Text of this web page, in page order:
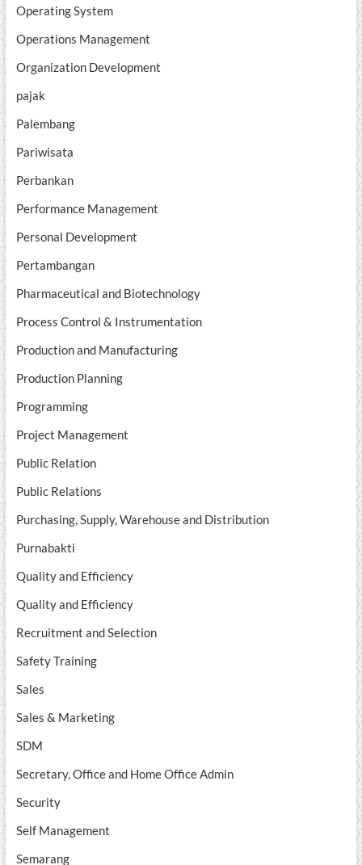
Operating System
Operations Management
Organization Development
pajak
Palembang
Pariwisata
Perbankan
Performance Management
Personal Development
Pertambangan
Pharmaceutical and Biotechnology
Process Control & Instrumentation
Production and Manufacturing
Production Planning
Programming
Project Management
Public Relation
Public Relations
Purchasing, Supply, Warehouse and Distribution
Purnabakti
Quality and Efficiency
Quality and Efficiency
Recruitment and Selection
Safety Training
Sales
Sales & Marketing
SDM
Secretary, Office and Home Office Admin
Security
Self Management
Semarang